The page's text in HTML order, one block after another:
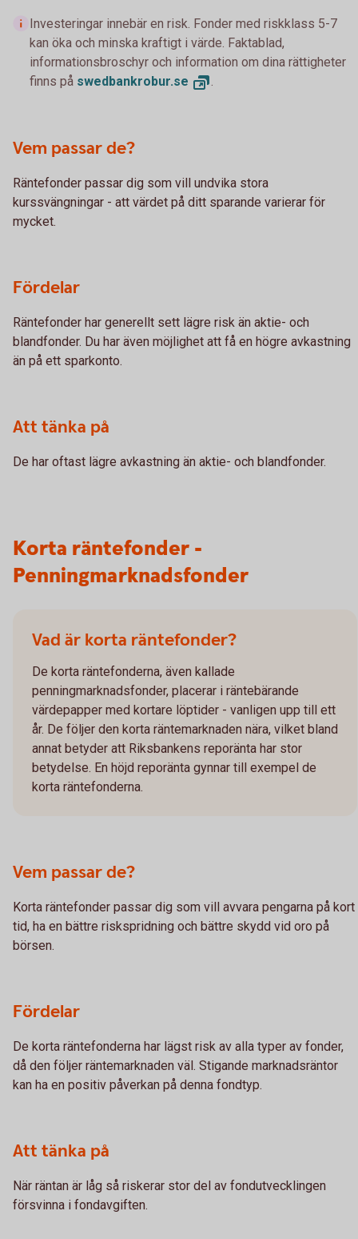
Investeringar innebär en risk. Fonder med riskklass 5-7
kan öka och minska kraftigt i värde. Faktablad,
informationsbroschyr och information om dina rättigheter
finns på swedbankrobur.se .
Vem passar de?
Räntefonder passar dig som vill undvika stora
kurssvängningar - att värdet på ditt sparande varierar för
mycket.
Fördelar
Räntefonder har generellt sett lägre risk än aktie- och
blandfonder. Du har även möjlighet att få en högre avkastning
än på ett sparkonto.
Att tänka på
De har oftast lägre avkastning än aktie- och blandfonder.
Korta räntefonder -
Penningmarknadsfonder
Vad är korta räntefonder?
De korta räntefonderna, även kallade
penningmarknadsfonder, placerar i räntebärande
värdepapper med kortare löptider - vanligen upp till ett
år. De följer den korta räntemarknaden nära, vilket bland
annat betyder att Riksbankens reporänta har stor
betydelse. En höjd reporänta gynnar till exempel de
korta räntefonderna.
Vem passar de?
Korta räntefonder passar dig som vill avvara pengarna på kort
tid, ha en bättre riskspridning och bättre skydd vid oro på
börsen.
Fördelar
De korta räntefonderna har lägst risk av alla typer av fonder,
då den följer räntemarknaden väl. Stigande marknadsräntor
kan ha en positiv påverkan på denna fondtyp.
Att tänka på
När räntan är låg så riskerar stor del av fondutvecklingen
försvinna i fondavgiften.